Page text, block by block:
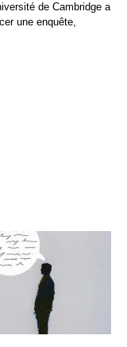
de Cambridge a
une enquête,